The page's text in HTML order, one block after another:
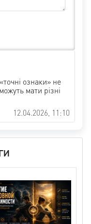
ознаки» не
мати різні
12.04.2026, 11:10